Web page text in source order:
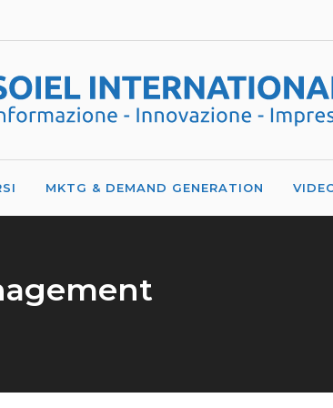
MKTG & DEMAND GENERATION